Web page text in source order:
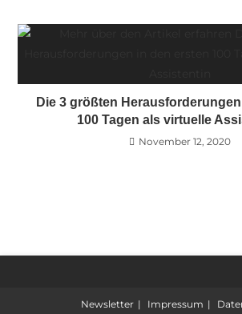
Die 3 größten
100 Tagen als virtuelle
November 12, 2020
Newsletter Impressum